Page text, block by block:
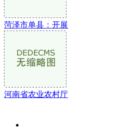
菏泽市单县：开展
河南省农业农村厅